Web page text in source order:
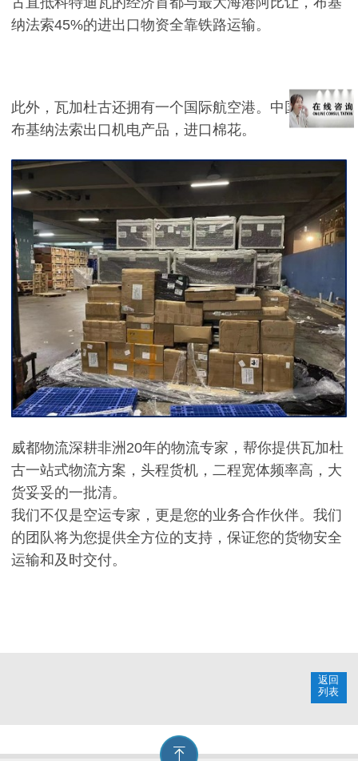
纳法索45%的进出口物资全靠铁路运输。
此外，瓦加杜古还拥有一个国际航空港。中国主要向
布基纳法索出口机电产品，进口棉花。
威都物流深耕非洲20年的物流专家，帮你提供瓦加杜
古一站式物流方案，头程货机，二程宽体频率高，大
货妥妥的一批清。
我们不仅是空运专家，更是您的业务合作伙伴。我们
的团队将为您提供全方位的支持，保证您的货物安全
运输和及时交付。
返回
列表